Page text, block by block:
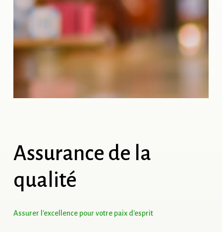
Assurance de la
qualité
Assurer l'excellence pour votre paix d'esprit